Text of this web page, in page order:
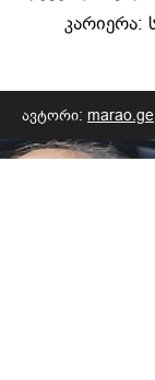
კარიერა:
ავტორი: marao.ge